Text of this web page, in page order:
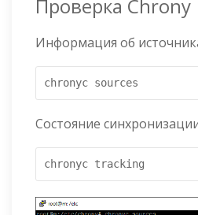
Проверка Chrony
Информация об
chronyc sources
Состояние
chronyc tracking